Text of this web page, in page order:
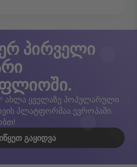
პირველი
ახლა ყველაზე პოპულარული
პლატფორმაა ევროპაში.
ᲒᲐᲧᲘᲓᲕᲐ